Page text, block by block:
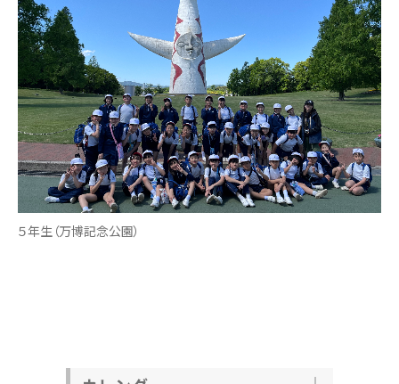
５年生（万博記念公園）